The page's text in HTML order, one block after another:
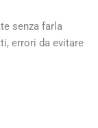
senza farla
errori da evitare